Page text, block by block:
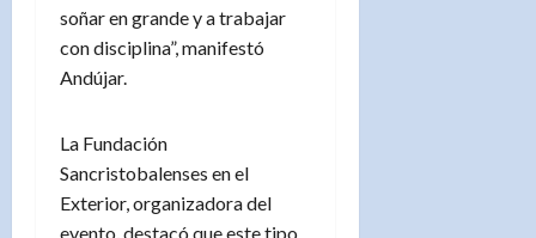
soñar en grande y a trabajar
con disciplina”, manifestó
Andújar.
La Fundación
Sancristobalenses en el
Exterior, organizadora del
evento, destacó que este tipo